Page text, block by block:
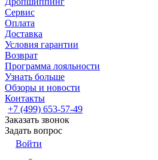
Сервис
Оплата
Доставка
Условия гарантии
Возврат
Программа лояльности
Узнать больше
Обзоры и новости
Контакты
+7 (499) 653-57-49
Заказать звонок
Задать вопрос
Войти